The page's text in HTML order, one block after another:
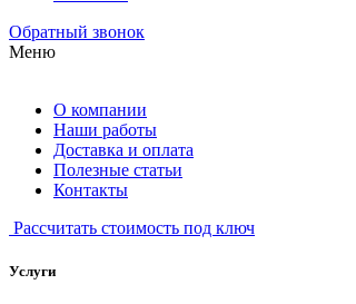
Обратный звонок
Меню
О компании
Наши работы
Доставка и оплата
Полезные статьи
Контакты
Рассчитать стоимость под ключ
Услуги